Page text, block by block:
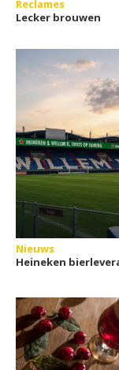
Reclames
Lecker brouwen
Nieuws
Heineken